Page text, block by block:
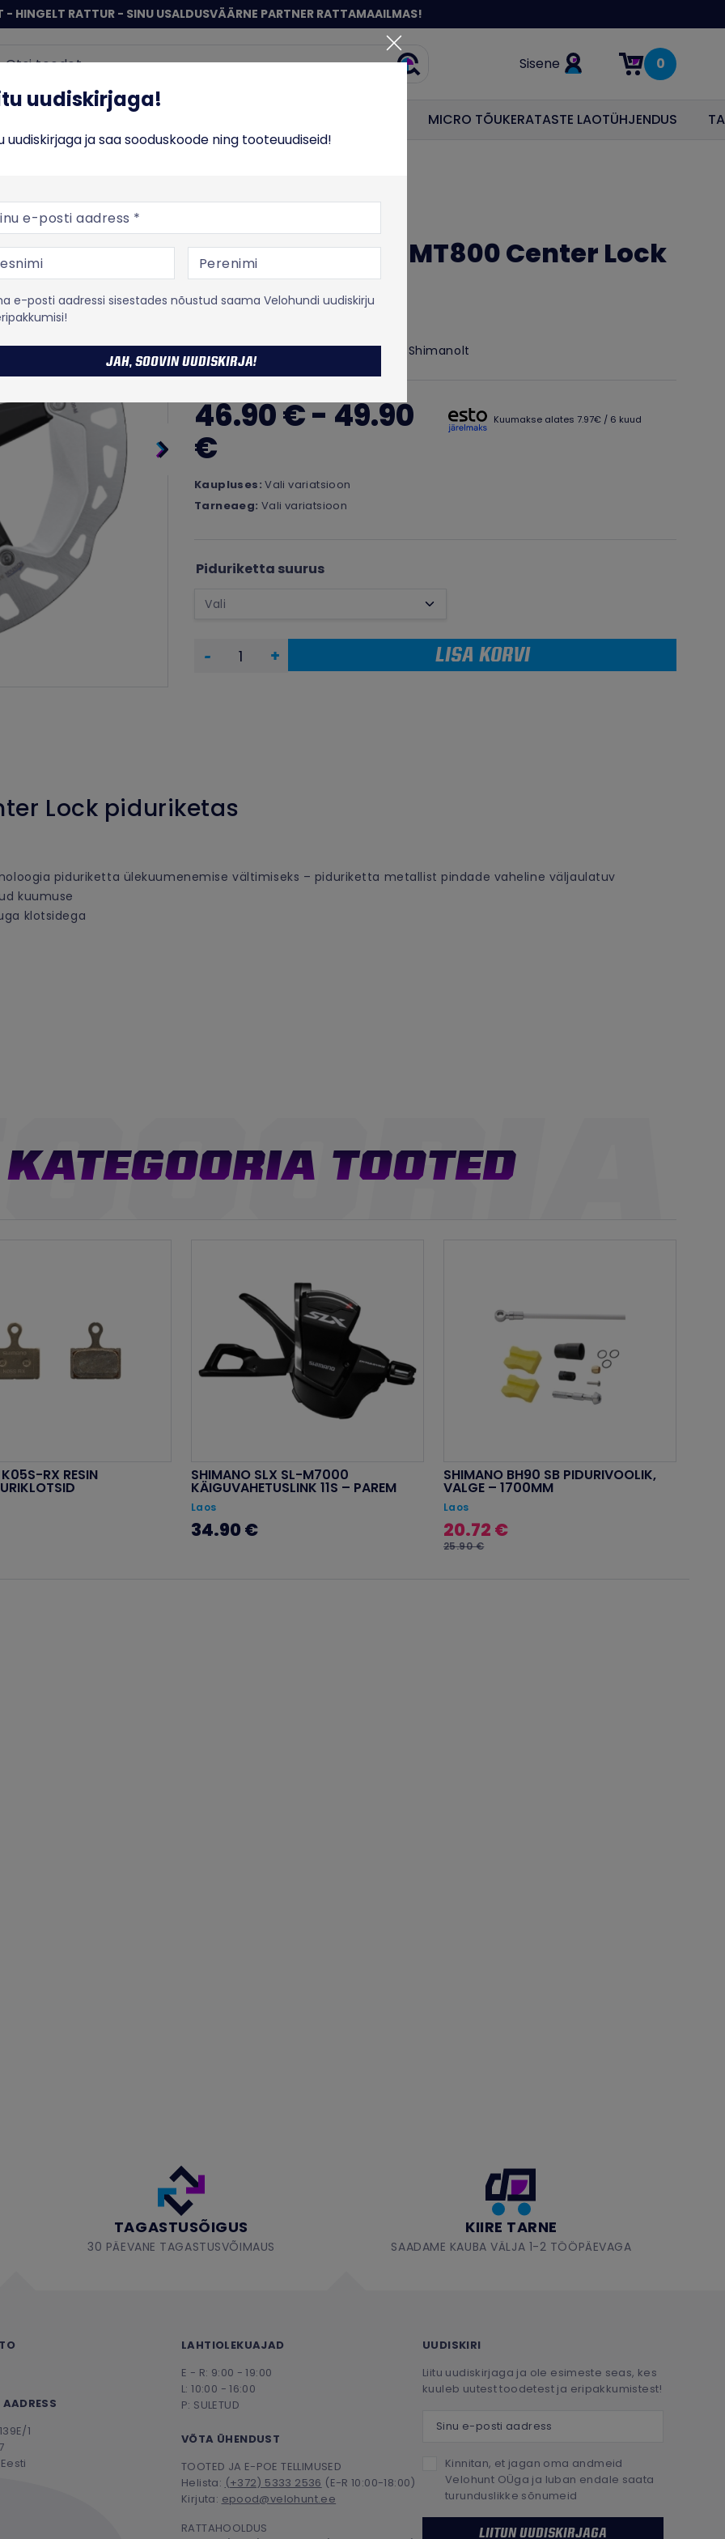
- HINGELT RATTUR - SINU USALDUSVÄÄRNE PARTNER RATTAMAAILMAS!
Otsi Sisene 0
Items in cart: 0
MICRO TÕUKERATASTE LAOTÜHJENDUS
Shimano XT RT-MT800 Center Lock
piduriketas
Centerlock kinnitusega piduriketas Shimanolt
46.90 € - 49.90
€
Kaupluses: Vali variatsioon
Tarneaeg: Vali variatsioon
Kuumakse alates 7.97€ / 6 kuud
Piduriketta suurus
- + LISA KORVI
Lock piduriketas
piduriketta ülekuumenemise vältimiseks – piduriketta metallist pindade vaheline väljaulatuv
kuumuse
klotsidega
TOOTED
RX RESIN SHIMANO SLX SL-M7000
KÄIGUVAHETUSLINK 11S – PAREM
Laos
34.90 €
SHIMANO BH90 SB PIDURIVOOLIK,
VALGE – 1700MM
Laos
20.72 €
25.90 €
TAGASTUSÕIGUS
30 PÄEVANE TAGASTUSVÕIMAUS
KIIRE TARNE
SAADAME KAUBA VÄLJA 1-2 TÖÖPÄEVAGA
1
LAHTIOLEKUAJAD
E - R: 9:00 - 19:00
L: 10:00 - 16:00
P: SULETUD
VÕTA ÜHENDUST
TOOTED JA E-POE TELLIMUSED
Helista: (+372) 5333 2536 (E-R 10:00-18:00)
Kirjuta: epood@velohunt.ee
RATTAHOOLDUS
UUDISKIRI
Liitu uudiskirjaga ja ole esimeste seas, kes
kuuleb uutest toodetest ja eripakkumistest!
Kinnitan, et jagan oma andmeid
Velohunt OÜga ja luban endale saata
turunduslikke sõnumeid
LIITUN UUDISKIRJAGA
uudiskirjaga!
uudiskirjaga ja saa sooduskoode ning tooteuudiseid!
aadress
e-posti aadressi sisestades nõustud saama Velohundi uudiskirju
JAH, SOOVIN UUDISKIRJA!